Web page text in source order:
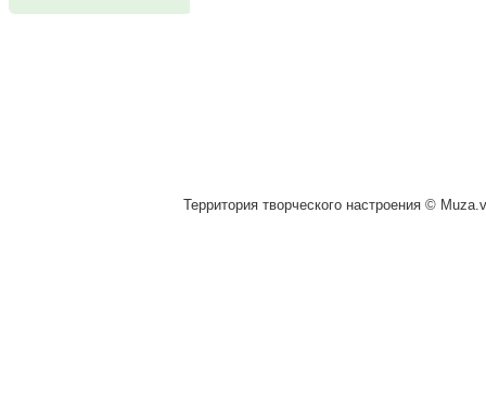
Территория творческого настроения ©